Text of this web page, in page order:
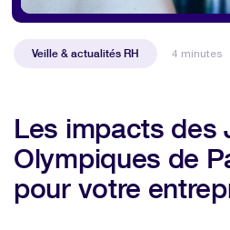
Veille & actualités RH 4 minutes
Les impacts des
Olympiques de
pour votre